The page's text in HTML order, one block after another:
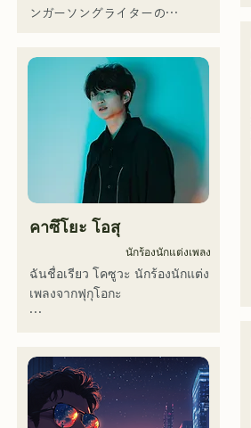
ンガーソングライターの
コロナ禍に入り、音楽で山口県
を盛り上げたいという思いから
ユニットを始動。
当初は動画配信サイトでの活動
のみだったが、2020年12月よ
り、山口県の地元イベントやラ
イブハウスでのライブ活動を始
地元音楽イベントやライブハウ
スを中心にパフォーマンスをし
ている。
คาซึโยะ โอสุ
นักร้องนักแต่งเพลง
ฉันชื่อเรียว โคซูวะ นักร้องนักแต่ง
เพลงจากฟุกุโอกะ
บน TikTok และตามงานอีเวนต์
ต่างๆ!